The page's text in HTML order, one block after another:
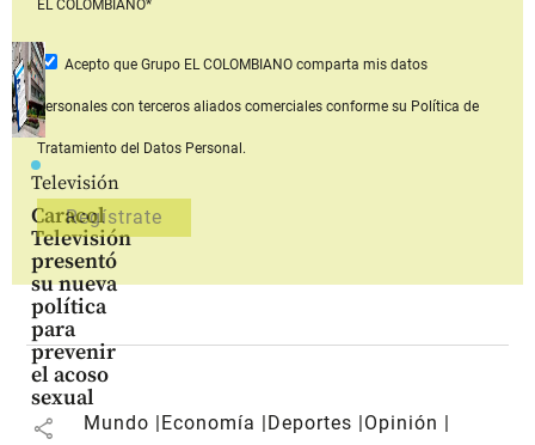
Televisión
Caracol
Televisión
presentó
su nueva
política
para
prevenir
el acoso
sexual
share
EL COLOMBIANO*
Acepto que Grupo EL COLOMBIANOcomparta mis datos
personales con terceros aliados comerciales conforme su Política de
Tratamiento del Datos Personal.
Mundo Economía Deportes
Opinión